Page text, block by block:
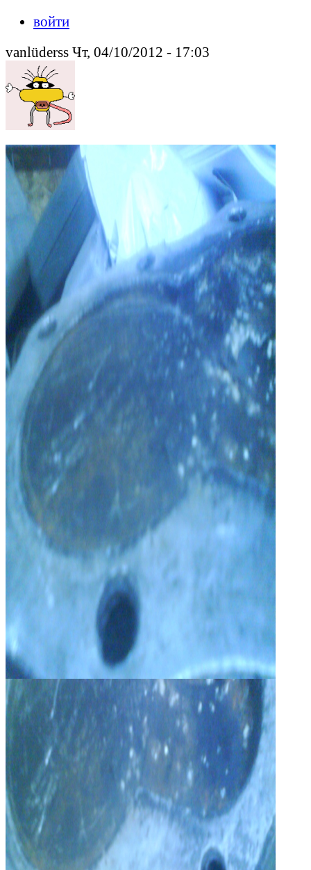
войти
vanlüderss Чт, 04/10/2012 - 17:03